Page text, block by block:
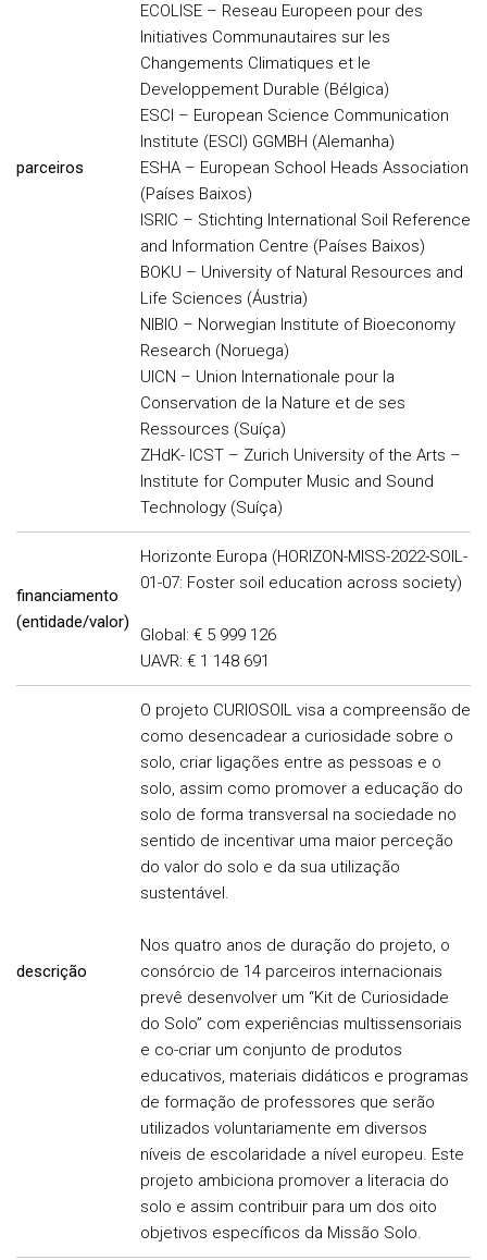
parceiros
ECOLISE – Reseau Europeen pour des
Initiatives Communautaires sur les
Changements Climatiques et le
Developpement Durable (Bélgica)
ESCI – European Science Communication
Institute (ESCI) GGMBH (Alemanha)
ESHA – European School Heads Association
(Países Baixos)
ISRIC – Stichting International Soil Reference
and Information Centre (Países Baixos)
BOKU – University of Natural Resources and
Life Sciences (Áustria)
NIBIO – Norwegian Institute of Bioeconomy
Research (Noruega)
UICN – Union Internationale pour la
Conservation de la Nature et de ses
Ressources (Suíça)
ZHdK- ICST – Zurich University of the Arts –
Institute for Computer Music and Sound
Technology (Suíça)
financiamento
(entidade/valor)
Horizonte Europa (HORIZON-MISS-2022-SOIL-
01-07: Foster soil education across society)
Global: € 5 999 126
UAVR: € 1 148 691
descrição
O projeto CURIOSOIL visa a compreensão de
como desencadear a curiosidade sobre o
solo, criar ligações entre as pessoas e o
solo, assim como promover a educação do
solo de forma transversal na sociedade no
sentido de incentivar uma maior perceção
do valor do solo e da sua utilização
sustentável.
Nos quatro anos de duração do projeto, o
consórcio de 14 parceiros internacionais
prevê desenvolver um “Kit de Curiosidade
do Solo” com experiências multissensoriais
e co-criar um conjunto de produtos
educativos, materiais didáticos e programas
de formação de professores que serão
utilizados voluntariamente em diversos
níveis de escolaridade a nível europeu. Este
projeto ambiciona promover a literacia do
solo e assim contribuir para um dos oito
objetivos específicos da Missão Solo.